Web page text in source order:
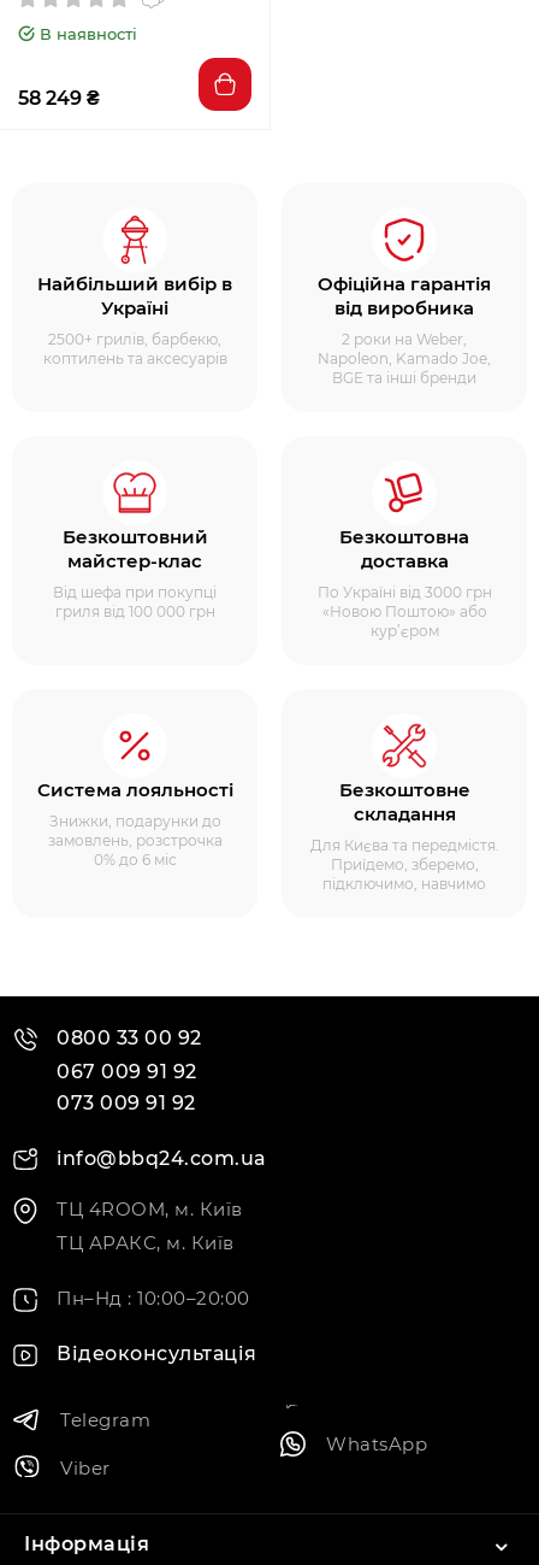
В наявності
58 249 ₴
Найбільший вибір в
Україні
2500+ грилів, барбекю,
коптилень та аксесуарів
Офіційна гарантія
від виробника
2 роки на Weber,
Napoleon, Kamado Joe,
BGE та інші бренди
Безкоштовний
майстер-клас
Від шефа при покупці
гриля від 100 000 грн
Безкоштовна
доставка
По Україні від 3000 грн
«Новою Поштою» або
кур’єром
Система лояльності
Знижки, подарунки до
замовлень, розстрочка
0% до 6 міс
Безкоштовне
складання
Для Києва та передмістя.
Приїдемо, зберемо,
підключимо, навчимо
0800 33 00 92
067 009 91 92
073 009 91 92
info@bbq24.com.ua
ТЦ 4ROOM, м. Київ
ТЦ АРАКС, м. Київ
Пн–Нд : 10:00–20:00
Відеоконсультація
Telegram
Viber
WhatsApp
Інформація